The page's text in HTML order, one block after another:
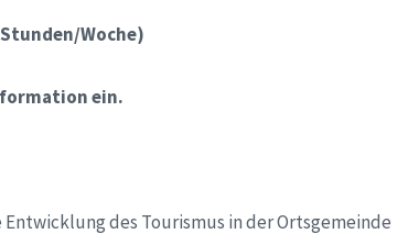
Woche)
ein.
des Tourismus in der Ortsgemeinde